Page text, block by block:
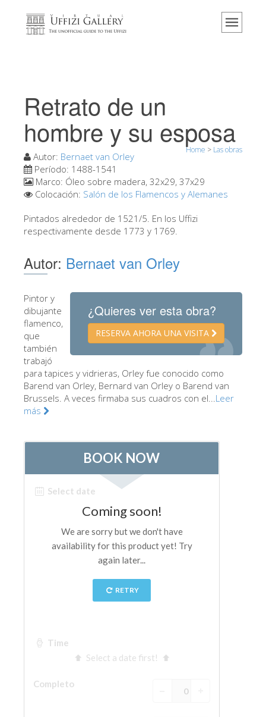
Home
Eventos y exposiciones
Los comentarios de los visitantes
Contáctenos
Visite los Uffizi
Reserve ahora
Visita virtual
Las obras
Las salas
Otros Museos
Museo del Bargello
Galería Palatina
Museo Arqueológico
El Taller de las Piedras Duras
Museo Galileo
Jardín de Boboli
La Torre de Arnolfo
Corredor de Vasari
Palazzo Vecchio
Santa Maria Novella
Reserve una visita guiada
Sólo billetes con entrada rápida
Retrato de un
hombre y su esposa
Home > Las obras
Autor: Bernaet van Orley
Período: 1488-1541
Marco: Óleo sobre madera, 32x29, 37x29
Colocación: Salón de los Flamencos y Alemanes
Pintados alrededor de 1521/5. En los Uffizi
respectivamente desde 1773 y 1769.
Autor: Bernaet van Orley
¿Quieres ver esta obra?
RESERVA AHORA UNA VISITA
Pintor y
dibujante
flamenco,
que
también
trabajó
para tapices y vidrieras, Orley fue conocido como
Barend van Orley, Bernard van Orley o Barend van
Brussels. A veces firmaba sus cuadros con el...Leer
más